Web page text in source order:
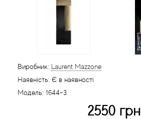
Виробник: Laurent Mazzone
Наявність: Є в наявності
Модель: 1644-3
2550 грн